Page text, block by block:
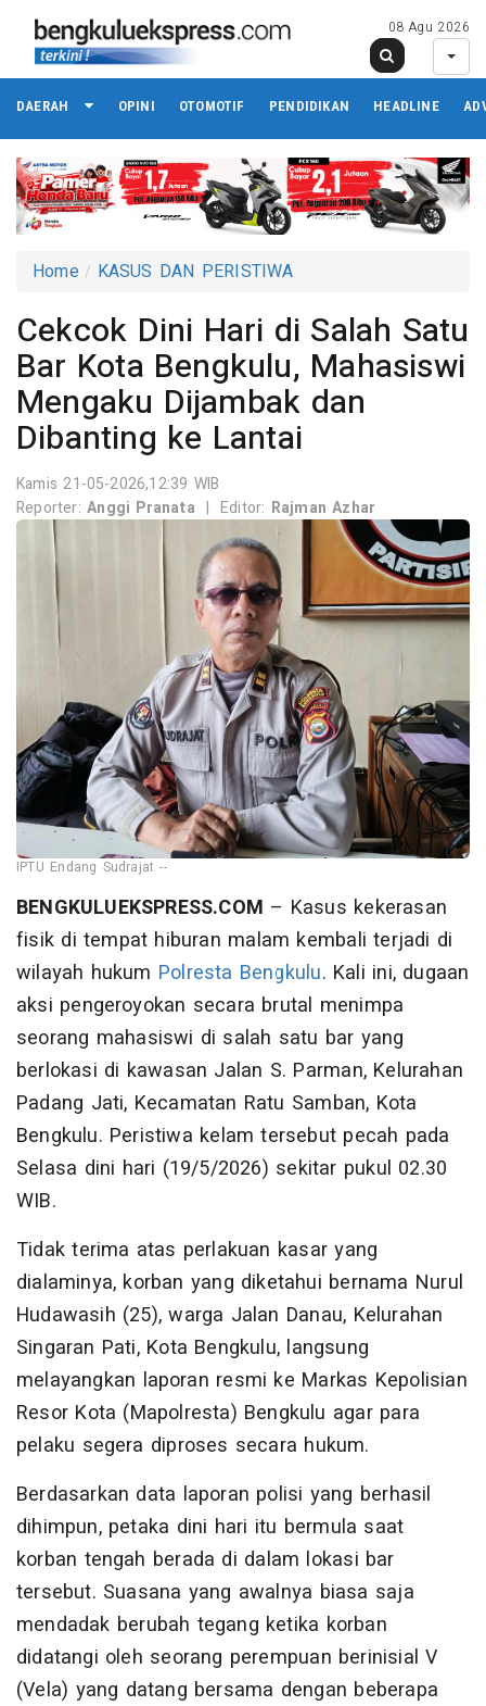
08 Agu 2026
DAERAH OPINI OTOMOTIF PENDIDIKAN HEADLINE
Home KASUS DAN PERISTIWA
Cekcok Dini Hari di Salah Satu
Bar Kota Bengkulu, Mahasiswi
Mengaku Dijambak dan
Dibanting ke Lantai
Kamis 21-05-2026,12:39 WIB
Reporter:Anggi Pranata | Editor: Rajman Azhar
IPTU Endang Sudrajat --
BENGKULUEKSPRESS.COM – Kasus kekerasan
fisik di tempat hiburan malam kembali terjadi di
wilayah hukum Polresta Bengkulu. Kali ini, dugaan
aksi pengeroyokan secara brutal menimpa
seorang mahasiswi di salah satu bar yang
berlokasi di kawasan Jalan S. Parman, Kelurahan
Padang Jati, Kecamatan Ratu Samban, Kota
Bengkulu. Peristiwa kelam tersebut pecah pada
Selasa dini hari (19/5/2026) sekitar pukul 02.30
WIB.
Tidak terima atas perlakuan kasar yang
dialaminya, korban yang diketahui bernama Nurul
Hudawasih (25), warga Jalan Danau, Kelurahan
Singaran Pati, Kota Bengkulu, langsung
melayangkan laporan resmi ke Markas Kepolisian
Resor Kota (Mapolresta) Bengkulu agar para
pelaku segera diproses secara hukum.
Berdasarkan data laporan polisi yang berhasil
dihimpun, petaka dini hari itu bermula saat
korban tengah berada di dalam lokasi bar
tersebut. Suasana yang awalnya biasa saja
mendadak berubah tegang ketika korban
didatangi oleh seorang perempuan berinisial V
(Vela) yang datang bersama dengan beberapa